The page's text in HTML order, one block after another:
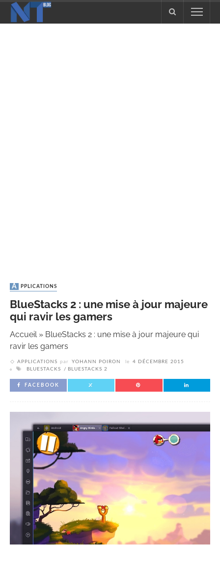
APPLICATIONS
BlueStacks 2 : une mise à jour majeure
qui ravir les gamers
Accueil» BlueStacks 2 : une mise à jour majeure qui
ravir les gamers
APPLICATIONS par YOHANN POIRON le
4 DÉCEMBRE 2015
BLUESTACKS
BLUESTACKS 2
FACEBOOK